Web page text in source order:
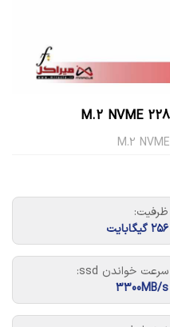
ظرفیت:
۲۵۶ گیگابایت
سرعت خواندن ssd:
3300MB/s